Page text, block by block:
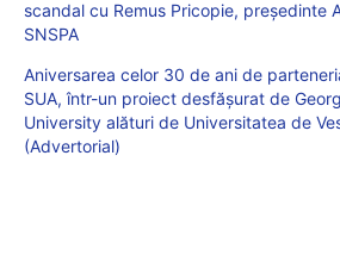
scandal cu Remus Pricopie, președinte
SNSPA
Aniversarea celor 30 de ani de
SUA, într-un proiect desfășurat de
University alături de Universitatea de
(Advertorial)